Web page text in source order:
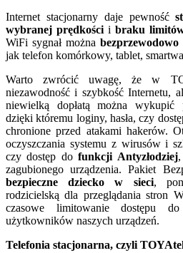
Internet stacjonarny daje pewność
wybranej prędkościi braku
WiFi sygnał można bezprzewodowo
jak telefon komórkowy, tablet,
Warto zwrócić uwagę, że w
niezawodność i szybkość Internetu,
niewielką dopłatą można
dzięki któremu loginy, hasła, czy
chronione przed atakami hakerów.
oczyszczania systemu z wirusów i
czy dostęp dofunkcji Antyzłodziej,
zagubionego urządzenia. Pakiet
bezpieczne dziecko w sieci,
rodzicielską dla przeglądania stron
czasowe limitowanie dostępu
użytkowników naszych urządzeń.
Telefonia stacjonarna, czyli